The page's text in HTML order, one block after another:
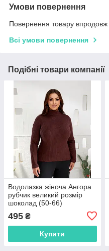
Умови повернення
Повернення товару впродовж
Всі умови повернення
Подібні товари компанії
Водолазка жіноча Ангора
рубчик великий розмір
шоколад (50-66)
495 ₴
Купити